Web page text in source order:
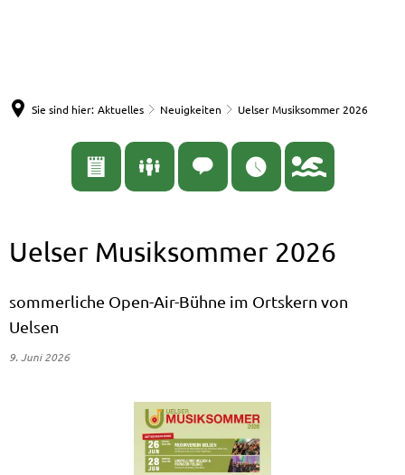
Sie sind hier: Aktuelles Neuigkeiten Uelser Musiksommer 2026
Uelser Musiksommer 2026
sommerliche Open-Air-Bühne im Ortskern von
Uelsen
9. Juni 2026